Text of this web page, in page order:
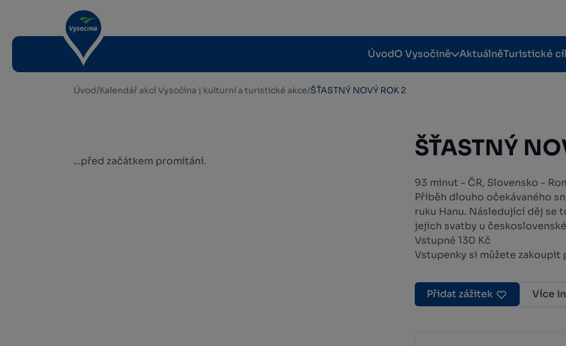
ÚvodO Vysočině AktuálněTuristické
Úvod/Kalendář akcí Vysočina | kulturní a turistické akce/ŠŤASTNÝ NOVÝ ROK 2
ŠŤASTNÝ
93 minut - ČR, Slovensko -
Příběh dlouho očekávaného
ruku Hanu. Následující děj se
jejich svatby u
Vstupné 130 Kč
Vstupenky si můžete zakoupit
Přidat zážitek Více
...před začátkem promítání.